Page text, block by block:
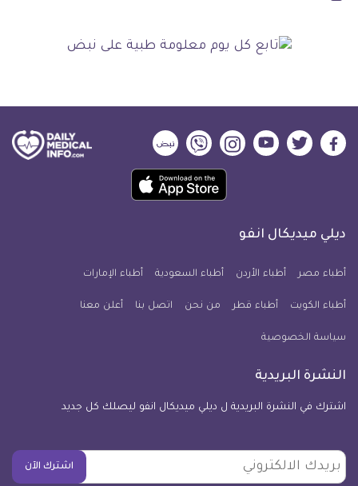
ديلي
فيسبوك
ديلي
تويتر
ديلي
ميديكال
يوتيوب
ديلي
ميديكال
انفو
ديلي
ميديكال
انفو
ديلي
ميديكال
انفو
حمل
تطبيق
معلومة
للآيفون
ديلي ميديكال انفو
أطباء مصر أطباء الأردن أطباء السعودية أطباء الإمارات
أطباء الكويت أطباء قطر من نحن اتصل بنا أعلن معنا
سياسة الخصوصية
النشرة البريدية
اشترك في النشرة البريدية ل ديلي ميديكال انفو ليصلك كل جديد
بريدك
الالكتروني
اشترك الآن